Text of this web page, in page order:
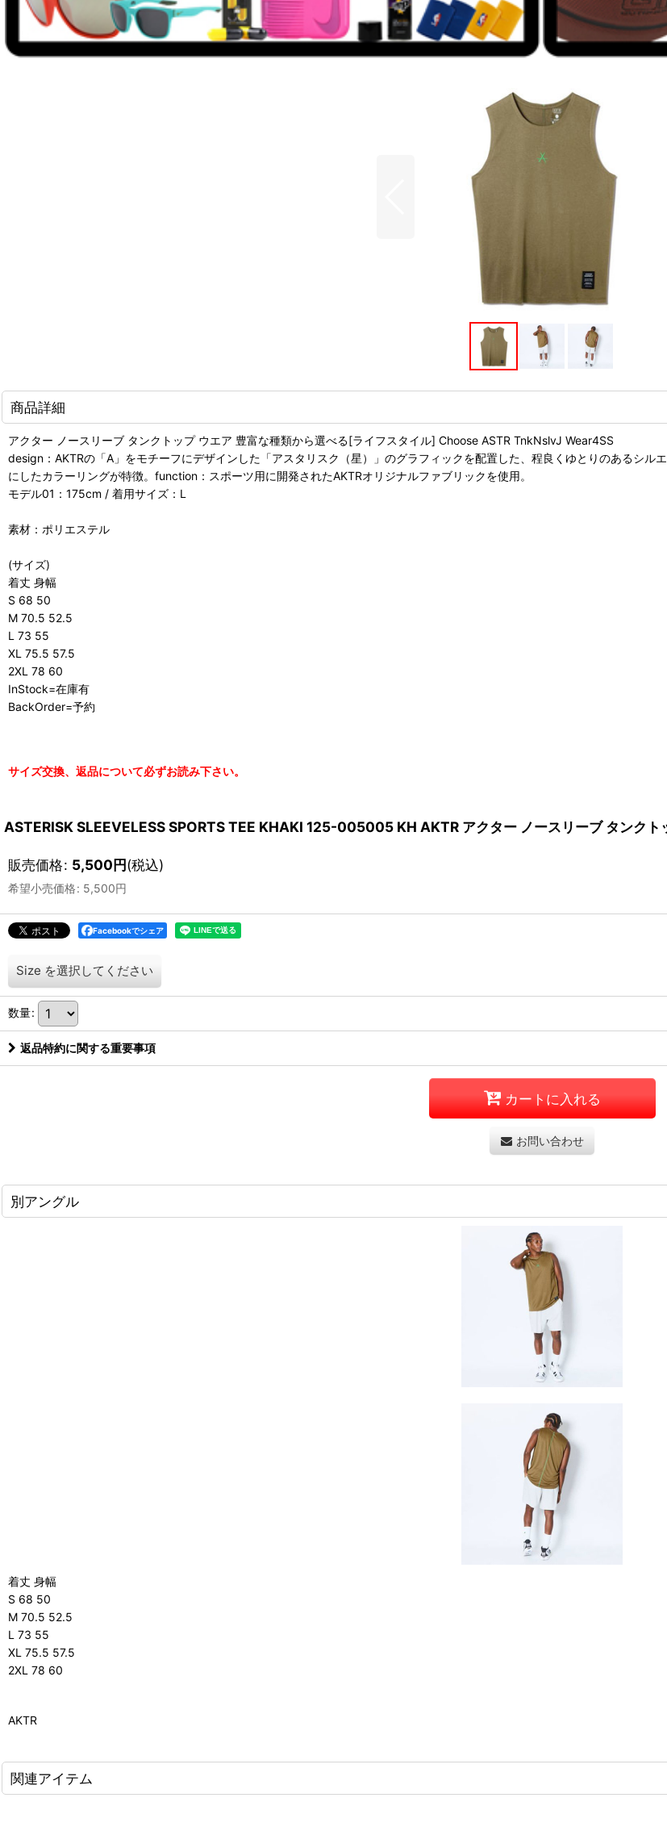
商品詳細
アクター ノースリーブ タンクトップ ウエア 豊富な種類から選べる[ライフスタイル] Choose ASTR TnkNslvJ Wear4SS
design：AKTRの「A」をモチーフにデザインした「アスタリスク（星）」のグラフィックを配置した、程良くゆとりのあるシル
にしたカラーリングが特徴。function：スポーツ用に開発されたAKTRオリジナルファブリックを使用。
モデル01：175cm / 着用サイズ：L
素材：ポリエステル
(サイズ)
着丈 身幅
S 68 50
M 70.5 52.5
L 73 55
XL 75.5 57.5
2XL 78 60
InStock=在庫有
BackOrder=予約
サイズ交換、返品について必ずお読み下さい。
ASTERISK SLEEVELESS SPORTS TEE KHAKI 125-005005 KH AKTR アクター ノースリーブ タンクト
販売価格: 5,500円(税込)
希望小売価格: 5,500円
Facebookでシェア
Size を選択してください
数量:
返品特約に関する重要事項
カートに入れる
お問い合わせ
別アングル
着丈 身幅
S 68 50
M 70.5 52.5
L 73 55
XL 75.5 57.5
2XL 78 60
AKTR
関連アイテム